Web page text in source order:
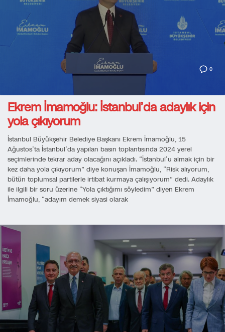
0
Ekrem İmamoğlu: İstanbul’da adaylık için
yola çıkıyorum
İstanbul Büyükşehir Belediye Başkanı Ekrem İmamoğlu, 15
Ağustos’ta İstanbul’da yapılan basın toplantısında 2024 yerel
seçimlerinde tekrar aday olacağını açıkladı. “İstanbul’u almak için bir
kez daha yola çıkıyorum” diye konuşan İmamoğlu, “Risk alıyorum,
bütün toplumsal partilerle irtibat kurmaya çalışıyorum” dedi. Adaylık
ile ilgili bir soru üzerine “Yola çıktığımı söyledim” diyen Ekrem
İmamoğlu, “adayım demek siyasi olarak